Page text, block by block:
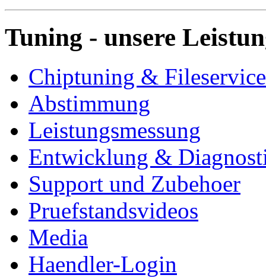
Tuning - unsere
Chiptuning & Fileservice
Abstimmung
Leistungsmessung
Entwicklung &
Support und Zubehoer
Pruefstandsvideos
Media
Haendler-Login